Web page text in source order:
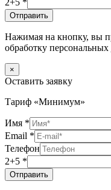
2+5 *
Отправить
Нажимая на кнопку, вы
обработку
×
Оставить заявку
Тариф «Минимум»
Имя *
Email *
Телефон
2+5 *
Отправить